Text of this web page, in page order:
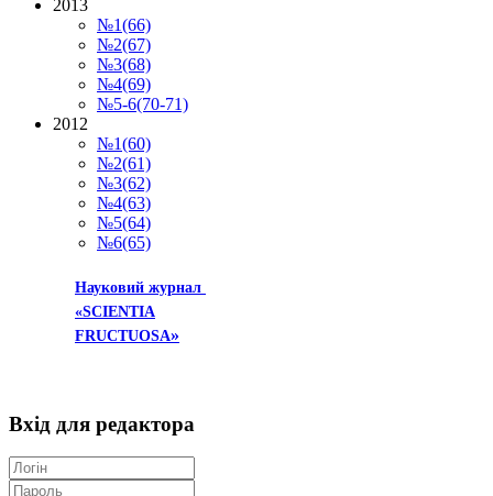
2013
№1(66)
№2(67)
№3(68)
№4(69)
№5-6(70-71)
2012
№1(60)
№2(61)
№3(62)
№4(63)
№5(64)
№6(65)
Науковий журнал
«SCIENTIA
FRUCTUOSA»
Вхід для редактора